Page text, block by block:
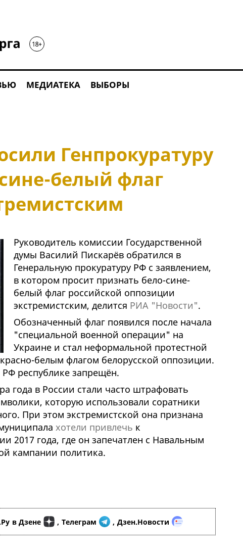
МЕДИАТЕКА ВЫБОРЫ
Генпрокуратуру
белый флаг
Руководитель комиссии Государственной
думы Василий Пискарёв обратился в
Генеральную прокуратуру РФ с заявлением,
в котором просит признать бело-сине-
белый флаг российской оппозиции
экстремистским, делится РИА "Новости".
Обозначенный флаг появился после начала
"специальной военной операции" на
Украине и стал неформальной протестной
белым флагом белорусской оппозиции.
РФ республике запрещён.
года в России стали часто штрафовать
которую использовали соратники
При этом экстремистской она признана
хотели привлечь к
2017 года, где он запечатлен с Навальным
кампании политика.
в Дзене , Телеграм , Дзен.Новости